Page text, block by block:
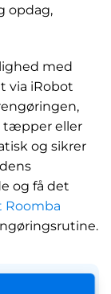
opdag,
med
via iRobot
tæpper eller
og sikrer
og få det
Roomba